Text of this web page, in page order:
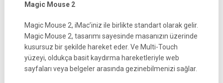
Magic Mouse 2
Magic Mouse 2, iMac’iniz ile birlikte standart olarak gelir.
Magic Mouse 2, tasarımı sayesinde masanızın üzerinde
kusursuz bir şekilde hareket eder. Ve Multi-Touch
yüzeyi, oldukça basit kaydırma hareketleriyle web
sayfaları veya belgeler arasında gezinebilmenizi sağlar.